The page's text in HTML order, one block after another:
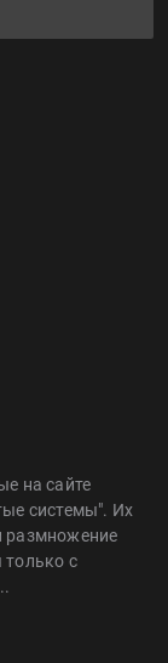
на сайте
системы". Их
размножение
только с